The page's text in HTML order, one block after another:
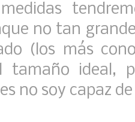
no tan
(los más
tamaño ideal,
no soy capaz